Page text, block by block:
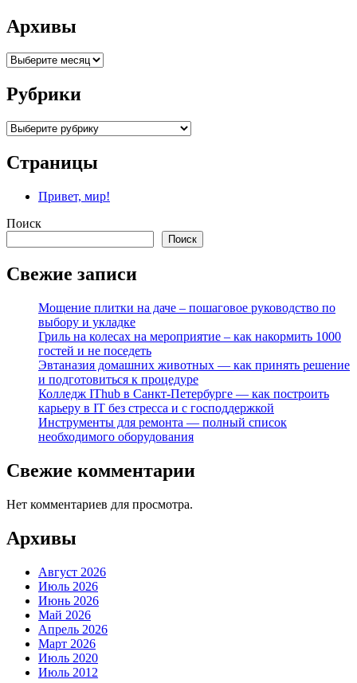
Архивы
Архивы
Рубрики
Рубрики
Страницы
Привет, мир!
Поиск
Поиск
Свежие записи
Мощение плитки на даче – пошаговое руководство по
выбору и укладке
Гриль на колесах на мероприятие – как накормить 1000
гостей и не поседеть
Эвтаназия домашних животных — как принять решение
и подготовиться к процедуре
Колледж IThub в Санкт-Петербурге — как построить
карьеру в IT без стресса и с господдержкой
Инструменты для ремонта — полный список
необходимого оборудования
Свежие комментарии
Нет комментариев для просмотра.
Архивы
Август 2026
Июль 2026
Июнь 2026
Май 2026
Апрель 2026
Март 2026
Июль 2020
Июль 2012